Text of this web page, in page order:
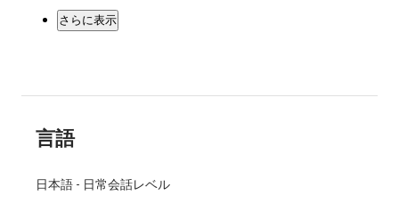
さらに表示
言語
日本語 - 日常会話レベル